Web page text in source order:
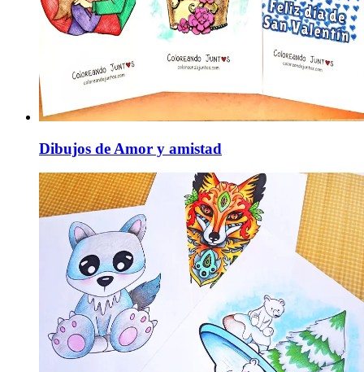
Dibujos de Amor y amistad